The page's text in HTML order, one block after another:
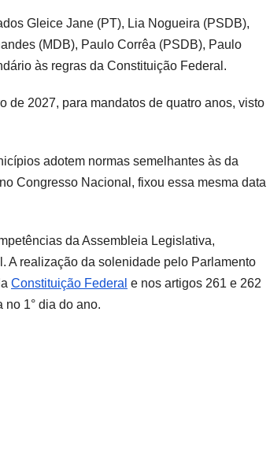
Gleice Jane (PT), Lia Nogueira (PSDB),
(MDB), Paulo Corrêa (PSDB), Paulo
às regras da Constituição Federal.
de 2027, para mandatos de quatro anos, visto
adotem normas semelhantes às da
Congresso Nacional, fixou essa mesma data
da Assembleia Legislativa,
A realização da solenidade pelo Parlamento
Constituição Federal e nos artigos 261 e 262
1° dia do ano.